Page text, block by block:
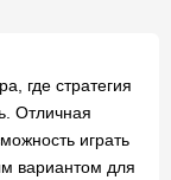
где стратегия
Отличная
играть
вариантом для